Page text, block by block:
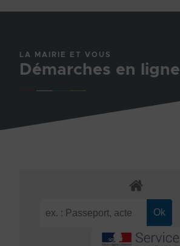
LA MAIRIE ET VOUS
Démarches en ligne